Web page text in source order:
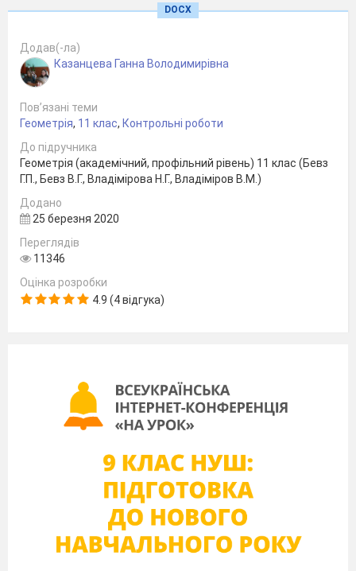
Варіант 2
Вибрати невірне твердження
А) твірні конуса рівні і паралельні;
при обертанні прямокутника навколо
циліндр;
В) висота зрізаного конуса
між площинами його основ;
Г) круг – основа конуса;
Д) твірні циліндра рівні і паралельні.
обертається навколо меншої сторони
утворився.
А. 13 см.
см.
У циліндрі висота й діагональ осьового
Діагональ осьового перерізу циліндра
дорівнює 8 см і утворює кут 30°
з твірною. Обчисліть площу основи
πсм . Б. 16 πсм .
Г. 4πсм 2.
Площа основи конуса дорівнює 64π см
а його твірна — 17 см. Обчисліть висоту
конуса.
Обчисліть радіус кулі, якщо площа
DOCX
Додав(-ла)
Казанцева Ганна Володимирівна
Пов’язані теми
Геометрія, 11 клас, Контрольні роботи
До підручника
Геометрія (академічний, профільний рівень) 11 клас (Бевз
Г.П., Бевз В.Г., Владімірова Н.Г., Владіміров В.М.)
Додано
25 березня 2020
Переглядів
11346
Оцінка розробки
4.9 (4 відгука)